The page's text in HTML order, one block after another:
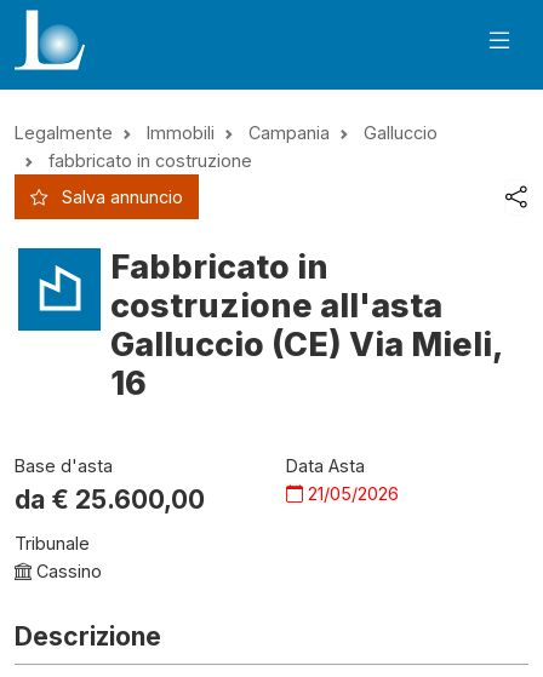
Legalmente Immobili Campania
Galluccio
fabbricato in costruzione
Salva annuncio
Fabbricato in
costruzione all'asta
Galluccio (CE) Via Mieli,
16
Base d'asta
da € 25.600,00
Data Asta
21/05/2026
Tribunale
Cassino
Descrizione